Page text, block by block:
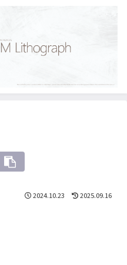
2024.10.23 2025.09.16